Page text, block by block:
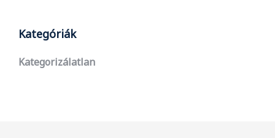
Kategóriák
Kategorizálatlan